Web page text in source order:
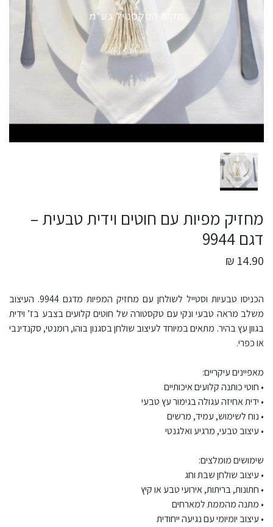
מחזיק מפיות עם חוטים וידית טבעית –
דגם 9944
14.90 ₪
הכניסו טבעיות וסטייל לשולחן עם מחזיק המפיות מדגם 9944. העיצוב
משלב מראה טבעי ונקי עם טקסטורה של חוטים קלועים בצבע בז’ וידית
בגוון עץ בהיר. מתאים במיוחד לעיצוב שולחן בסגנון בוהו, רומנטי, סקנדינבי
או כפרי.
מאפיינים עיקריים:
• חוטי כותנה קלועים איכותיים
• ידית אחיזה עגולה בגימור עץ טבעי
• נוח לשימוש, עמיד, מרשים
• עיצוב טבעי, מרגיע ואלגנטי
שימושים מומלצים:
• עיצוב שולחן שבת וחג
• חתונות, בריתות, אירועי טבע או קיץ
• מתנה מהממת למארחים
• עיצוב יומיומי עם נגיעה ייחודית